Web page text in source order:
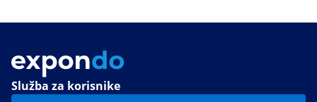
Služba za korisnike